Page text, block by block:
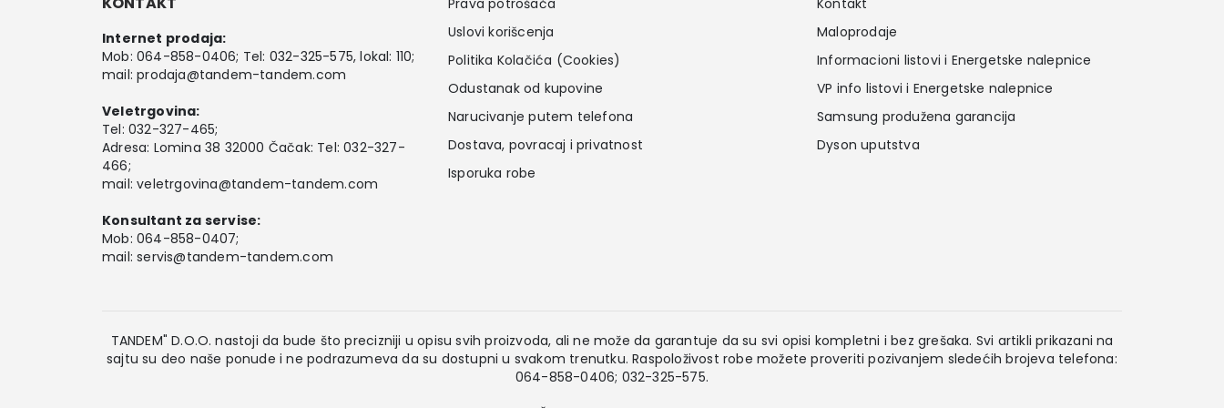
Internet prodaja:
Mob: 064-858-0406; Tel: 032-325-575, lokal: 110;
mail:prodaja@tandem-tandem.com
Veletrgovina:
Tel: 032-327-465;
Adresa: Lomina 38 32000 Čačak: Tel: 032-327-
466;
mail:veletrgovina@tandem-tandem.com
Konsultant za servise:
Mob: 064-858-0407;
mail:servis@tandem-tandem.com
Uslovi korišcenja
Politika Kolačića (Cookies)
Odustanak od kupovine
Narucivanje putem telefona
Dostava, povracaj i privatnost
Isporuka robe
Maloprodaje
Informacioni listovi i Energetske nalepnice
VP info listovi i Energetske nalepnice
Samsung produžena garancija
Dyson uputstva
TANDEM" D.O.O. nastoji da bude što precizniji u opisu svih proizvoda, ali ne može da garantuje da su svi opisi kompletni i bez grešaka. Svi artikli prikazani na
sajtu su deo naše ponude i ne podrazumeva da su dostupni u svakom trenutku. Raspoloživost robe možete proveriti pozivanjem sledećih brojeva telefona:
064-858-0406; 032-325-575.